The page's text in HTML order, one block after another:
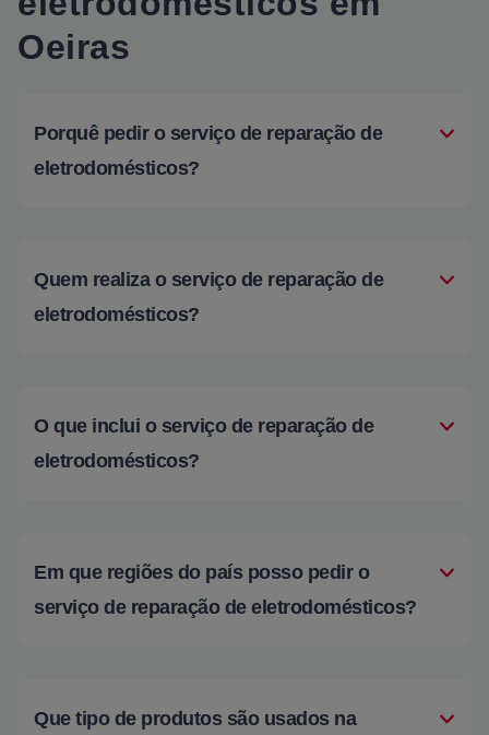
Oeiras
Porquê pedir o serviço de reparação de
eletrodomésticos?
Quem realiza o serviço de reparação de
eletrodomésticos?
O que inclui o serviço de reparação de
eletrodomésticos?
Em que regiões do país posso pedir o
serviço de reparação de eletrodomésticos?
Que tipo de produtos são usados na